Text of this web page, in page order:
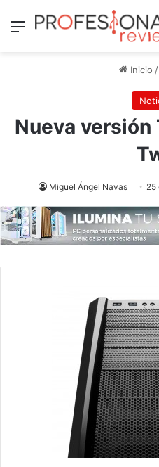
Menú
Inicio /
Nueva versión
Miguel Ángel Navas 25